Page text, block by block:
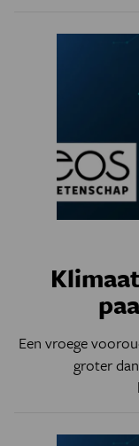
Een vroege
groter